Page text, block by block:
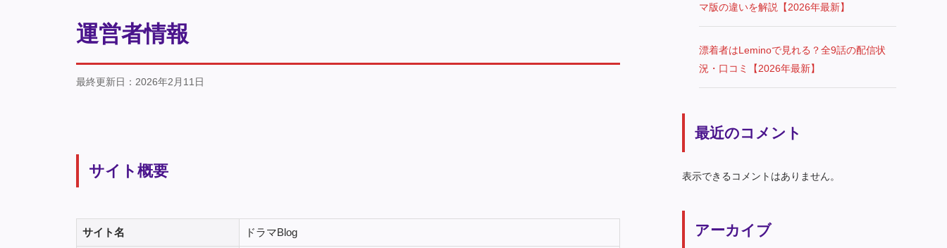
運営者情報
最終更新日：2026年2月11日
サイト概要
サイト名 ドラマBlog
マ版の違いを解説【2026年最新】
漂着者はLeminoで見れる？全9話の配信状
況・口コミ【2026年最新】
最近のコメント
表示できるコメントはありません。
アーカイブ